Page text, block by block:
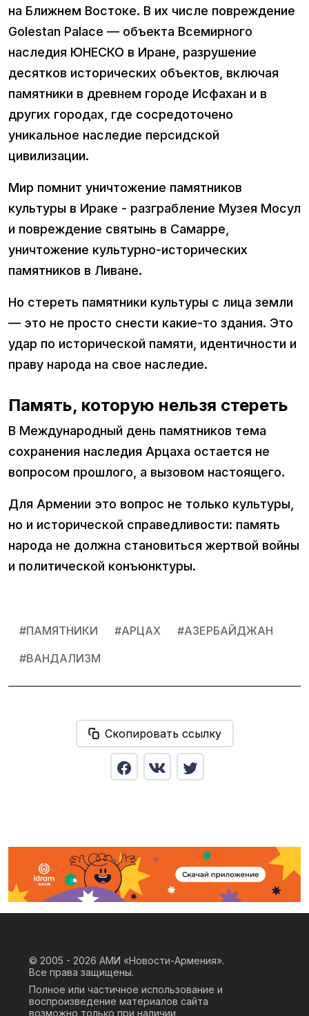
на Ближнем Востоке. В их числе повреждение
Golestan Palace — объекта Всемирного
наследия ЮНЕСКО в Иране, разрушение
десятков исторических объектов, включая
памятники в древнем городе Исфахан и в
других городах, где сосредоточено
уникальное наследие персидской
цивилизации.
Мир помнит уничтожение памятников
культуры в Ираке - разграбление Музея Мосул
и повреждение святынь в Самарре,
уничтожение культурно-исторических
памятников в Ливане.
Но стереть памятники культуры с лица земли
— это не просто снести какие-то здания. Это
удар по исторической памяти, идентичности и
праву народа на свое наследие.
Память, которую нельзя стереть
В Международный день памятников тема
сохранения наследия Арцаха остается не
вопросом прошлого, а вызовом настоящего.
Для Армении это вопрос не только культуры,
но и исторической справедливости: память
народа не должна становиться жертвой войны
и политической конъюнктуры.
#ПАМЯТНИКИ #АРЦАХ #АЗЕРБАЙДЖАН
#ВАНДАЛИЗМ
Скопировать ссылку
© 2005 - 2026 АМИ «Новости-Армения».
Все права защищены.
Полное или частичное использование и
воспроизведение материалов сайта
возможно только при наличии